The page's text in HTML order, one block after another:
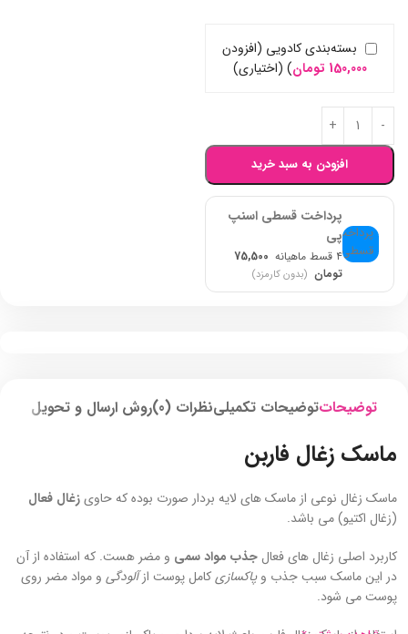
بسته‌بندی کادویی (افزودن
150,000 تومان) (اختیاری)
افزودن به سبد خرید
پرداخت قسطی اسنپ
پی
۴ قسط ماهیانه
75,500
تومان (بدون کارمزد)
توضیحاتتوضیحات تکمیلینظرات (0) روش ارسال و تحویل
ماسک زغال فاربن
ماسک زغال نوعی از ماسک های لایه بردار صورت بوده که حاویزغال فعال
(زغال اکتیو) می باشد.
کاربرد اصلی زغال های فعال جذب مواد سمی و مضر هست. که استفاده از آن
در این ماسک سبب جذب وپاکسازیکامل پوست ازآلودگی و مواد مضر روی
پوست می شود.